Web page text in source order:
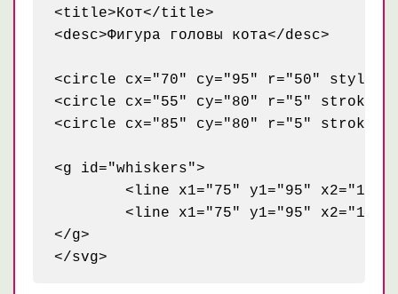
<title>Кот</title>
<desc>Фигура головы кота</desc>
<circle cx="70" cy="95" r="50"
<circle cx="55" cy="80" r="5"
<circle cx="85" cy="80" r="5"
<g id="whiskers">
</g>